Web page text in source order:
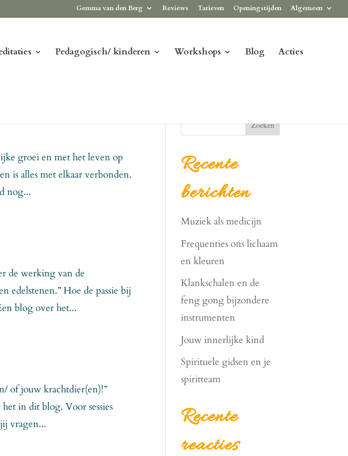
Gemma van den Berg Reviews Tarieven Openingstijden Algemeen
Pedagogisch/ kinderen Workshops Blog Acties
groei en met het leven op
is alles met elkaar verbonden.
nog...
de werking van de
edelstenen.” Hoe de passie bij
blog over het...
of jouw krachtdier(en)!”
in dit blog. Voor sessies
vragen...
Zoeken
Recente
berichten
Muziek als medicijn
Frequenties ons lichaam
en kleuren
Klankschalen en de
feng gong bijzondere
instrumenten
Jouw innerlijke kind
Spirituele gidsen en je
spiritteam
Recente
reacties